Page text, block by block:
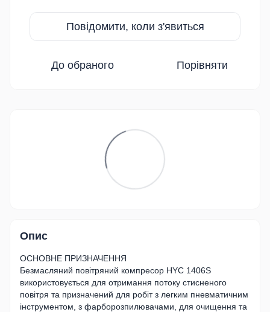
Повідомити, коли з'явиться
До обраного Порівняти
Опис
ОСНОВНЕ ПРИЗНАЧЕННЯ
Безмасляний повітряний компресор HYC 1406S
використовується для отримання потоку стисненого
повітря та призначений для робіт з легким пневматичним
інструментом, з фарборозпилювачами, для очищення та